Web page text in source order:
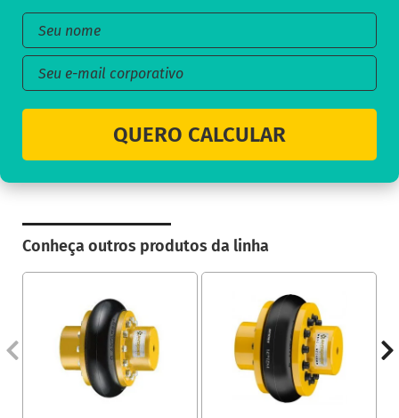
QUERO CALCULAR
Conheça outros produtos da linha